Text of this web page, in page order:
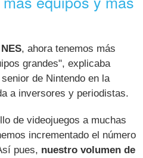
NES, ahora tenemos más
grandes", explicaba
de Nintendo en la
a inversores y periodistas.
de videojuegos a muchas
incrementado el número
pues, nuestro volumen de